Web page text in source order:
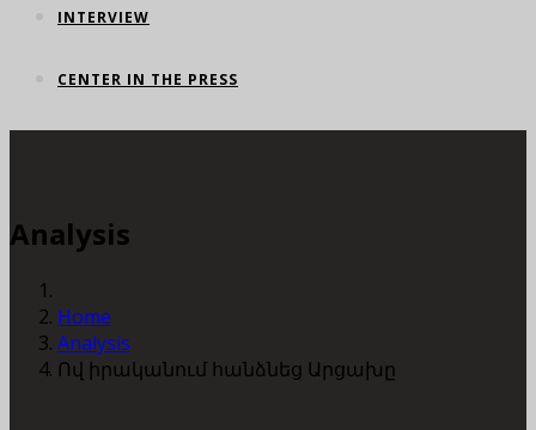
INTERVIEW
CENTER IN THE PRESS
Analysis
Home
Analysis
Ով իրականում հանձնեց Արցախը